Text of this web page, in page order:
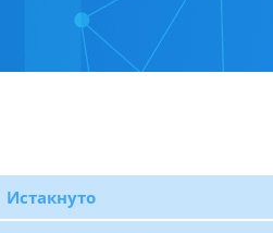
Истакнуто